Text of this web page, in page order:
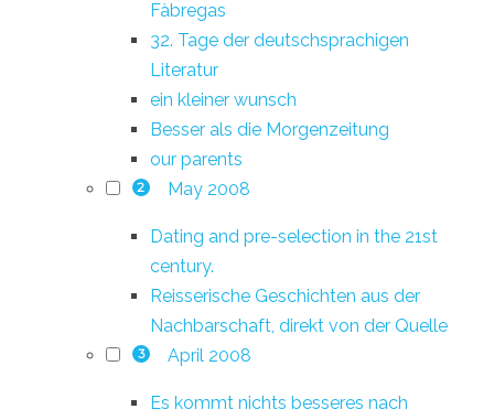
Fàbregas
32. Tage der deutschsprachigen
Literatur
ein kleiner wunsch
Besser als die Morgenzeitung
our parents
2 May 2008
Dating and pre-selection in the 21st
century.
Reisserische Geschichten aus der
Nachbarschaft, direkt von der Quelle
3 April 2008
Es kommt nichts besseres nach